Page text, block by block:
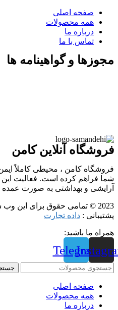
صفحه اصلی
همه محصولات
درباره ما
تماس با ما
مجوزها و گواهینامه ها
فروشگاه آنلاین کامن
فروشگاه کامن ، محیطی کاملاً
شما فراهم کرده است. فعالیت این
آرایشی و بهداشتی به صورت
2023 © تمامی حقوق برای
پشتیبانی : داده تجارت
همراه ما باشید:
Telegram
صفحه اصلی
همه محصولات
درباره ما